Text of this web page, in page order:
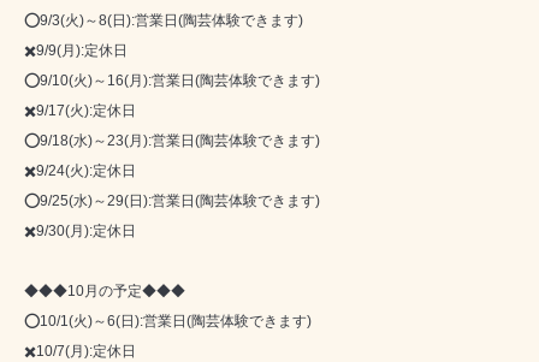
⭕9/3(火)～8(日):営業日(陶芸体験できます)
✖️9/9(月):定休日
⭕9/10(火)～16(月):営業日(陶芸体験できます)
✖️9/17(火):定休日
⭕9/18(水)～23(月):営業日(陶芸体験できます)
✖️9/24(火):定休日
⭕9/25(水)～29(日):営業日(陶芸体験できます)
✖️9/30(月):定休日
◆◆◆10月の予定◆◆◆
⭕10/1(火)～6(日):営業日(陶芸体験できます)
✖️10/7(月):定休日